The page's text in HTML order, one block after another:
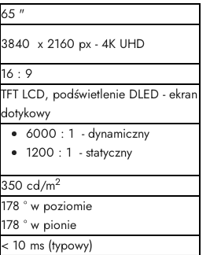
65 "
3840 x 2160 px -4K UHD
16 : 9
TFT LCD, podświetlenie DLED - ekran
dotykowy
6000 : 1 - dynamiczny
1200 : 1 - statyczny
350 cd/m2
178 ° w poziomie
178 ° w pionie
< 10 ms (typowy)